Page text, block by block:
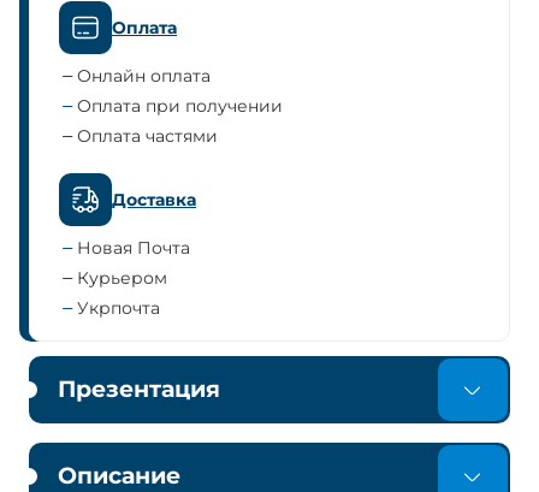
Оплата
Онлайн оплата
Оплата при получении
Оплата частями
Доставка
Новая Почта
Курьером
Укрпочта
Презентация
Описание